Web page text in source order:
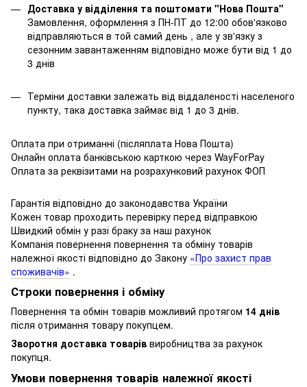
Доставка у відділення та поштомати "Нова Пошта"
Замовлення, оформлення з ПН-ПТ до 12:00 обов'язково
відправляються в той самий день , але у зв'язку з
сезонним завантаженням відповідно може бути від 1 до
3 днів
Терміни доставки залежать від віддаленості населеного
пункту, така доставка займає від 1 до 3 днів.
Оплата при отриманні (післяплата Нова Пошта)
Онлайн оплата банківською карткою через WayForPay
Оплата за реквізитами на розрахунковий рахунок ФОП
Гарантія відповідно до законодавства України
Кожен товар проходить перевірку перед відправкою
Швидкий обмін у разі браку за наш рахунок
Компанія повернення повернення та обміну товарів
належної якості відповідно до Закону «Про захист прав
споживачів» .
Строки повернення і обміну
Повернення та обмін товарів можливий протягом 14 днів
після отримання товару покупцем.
Зворотня доставка товарів виробництва за рахунок
покупця.
Умови повернення товарів належної якості